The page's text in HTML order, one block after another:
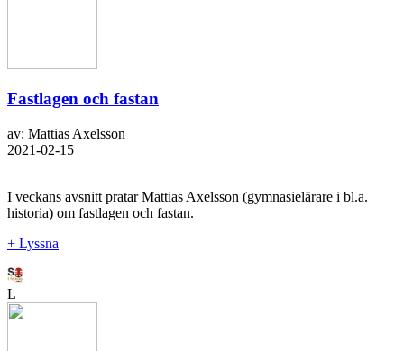
Fastlagen och fastan
av: Mattias Axelsson
2021-02-15
I veckans avsnitt pratar Mattias Axelsson (gymnasielärare i bl.a.
historia) om fastlagen och fastan.
+ Lyssna
L